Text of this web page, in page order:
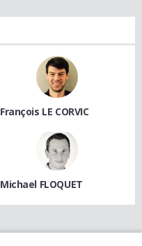
François LE CORVIC
Michael FLOQUET